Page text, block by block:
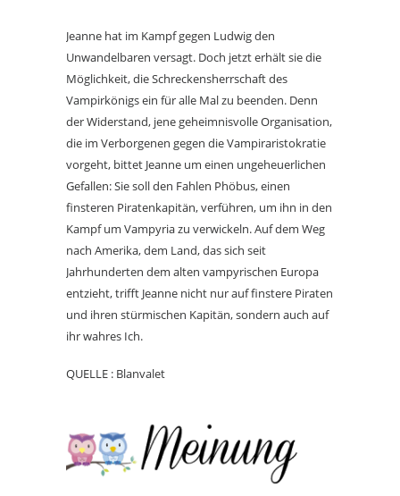
Jeanne hat im Kampf gegen Ludwig den
Unwandelbaren versagt. Doch jetzt erhält sie die
Möglichkeit, die Schreckensherrschaft des
Vampirkönigs ein für alle Mal zu beenden. Denn
der Widerstand, jene geheimnisvolle Organisation,
die im Verborgenen gegen die Vampiraristokratie
vorgeht, bittet Jeanne um einen ungeheuerlichen
Gefallen: Sie soll den Fahlen Phöbus, einen
finsteren Piratenkapitän, verführen, um ihn in den
Kampf um Vampyria zu verwickeln. Auf dem Weg
nach Amerika, dem Land, das sich seit
Jahrhunderten dem alten vampyrischen Europa
entzieht, trifft Jeanne nicht nur auf finstere Piraten
und ihren stürmischen Kapitän, sondern auch auf
ihr wahres Ich.
QUELLE : Blanvalet